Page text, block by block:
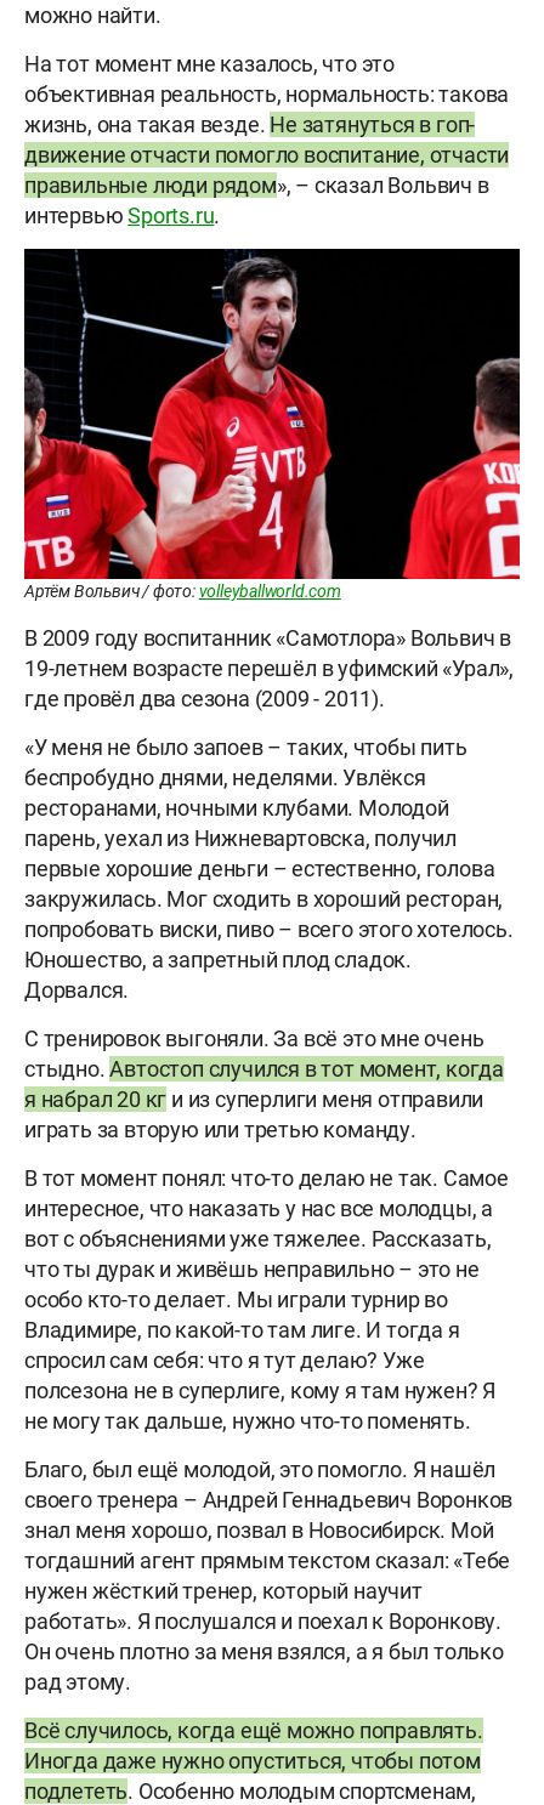
можно найти.
На тот момент мне казалось, что это
объективная реальность, нормальность: такова
жизнь, она такая везде. Не затянуться в гоп-
движение отчасти помогло воспитание, отчасти
правильные люди рядом», – сказал Вольвич в
интервьюSports.ru.
Артём Вольвич / фото:volleyballworld.com
В 2009 году воспитанник «Самотлора» Вольвич в
19-летнем возрасте перешёл в уфимский «Урал»,
где провёл два сезона (2009 - 2011).
«У меня не было запоев – таких, чтобы пить
беспробудно днями, неделями. Увлёкся
ресторанами, ночными клубами. Молодой
парень, уехал из Нижневартовска, получил
первые хорошие деньги – естественно, голова
закружилась. Мог сходить в хороший ресторан,
попробовать виски, пиво – всего этого хотелось.
Юношество, а запретный плод сладок.
Дорвался.
С тренировок выгоняли. За всё это мне очень
стыдно.Автостоп случился в тот момент, когда
я набрал 20 кг и из суперлиги меня отправили
играть за вторую или третью команду.
В тот момент понял: что-то делаю не так. Самое
интересное, что наказать у нас все молодцы, а
вот с объяснениями уже тяжелее. Рассказать,
что ты дурак и живёшь неправильно – это не
особо кто-то делает. Мы играли турнир во
Владимире, по какой-то там лиге. И тогда я
спросил сам себя: что я тут делаю? Уже
полсезона не в суперлиге, кому я там нужен? Я
не могу так дальше, нужно что-то поменять.
Благо, был ещё молодой, это помогло. Я нашёл
своего тренера – Андрей Геннадьевич Воронков
знал меня хорошо, позвал в Новосибирск. Мой
тогдашний агент прямым текстом сказал: «Тебе
нужен жёсткий тренер, который научит
работать». Я послушался и поехал к Воронкову.
Он очень плотно за меня взялся, а я был только
рад этому.
Всё случилось, когда ещё можно поправлять.
Иногда даже нужно опуститься, чтобы потом
подлететь. Особенно молодым спортсменам,